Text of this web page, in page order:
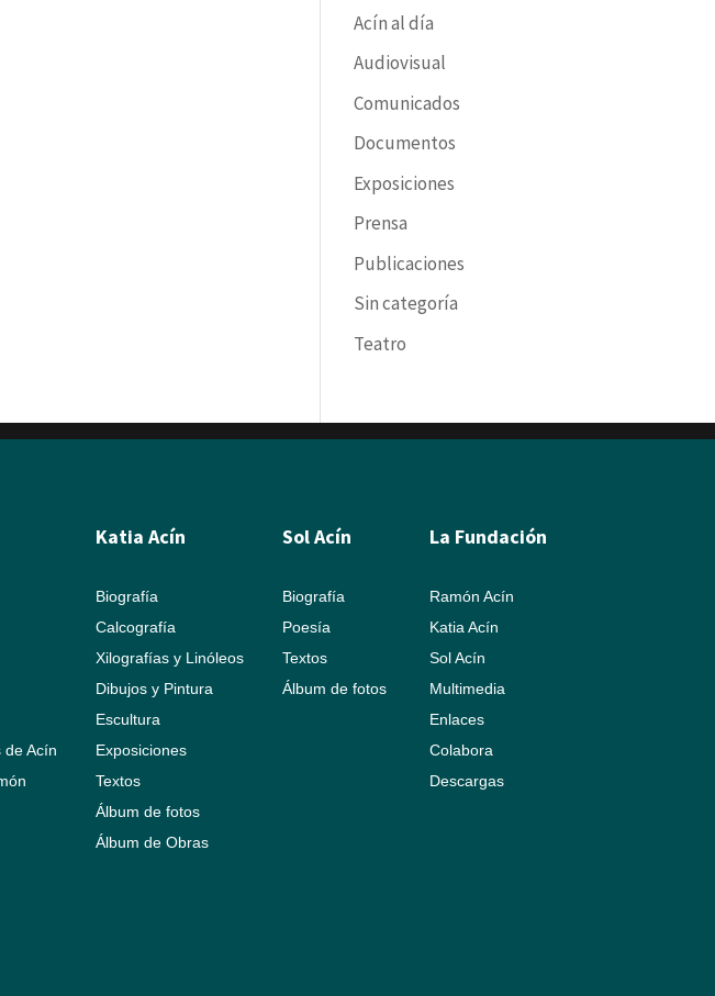
Acín al día
Audiovisual
Comunicados
Documentos
Exposiciones
Prensa
Publicaciones
Sin categoría
Teatro
de Acín
Katia Acín
Biografía
Calcografía
Xilografías y Linóleos
Dibujos y Pintura
Escultura
Exposiciones
Textos
Álbum de fotos
Álbum de Obras
Sol Acín
Biografía
Poesía
Textos
Álbum de fotos
La Fundación
Ramón Acín
Katia Acín
Sol Acín
Multimedia
Enlaces
Colabora
Descargas